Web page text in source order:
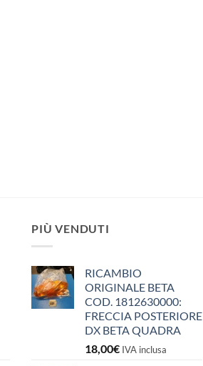
PIÙ VENDUTI
RICAMBIO
ORIGINALE BETA
COD. 1812630000:
FRECCIA POSTERIORE
DX BETA QUADRA
18,00€ IVA inclusa